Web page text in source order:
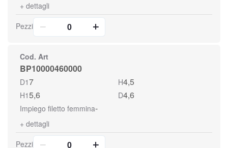
+ dettagli
Pezzi
Cod. Art
BP10000460000
D17 H4,5
H15,6 D4,6
Impiego filetto femmina-
+ dettagli
Pezzi